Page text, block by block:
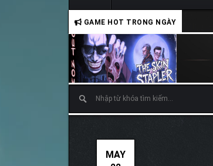
GAME HOT TRONG NGÀY
MAY